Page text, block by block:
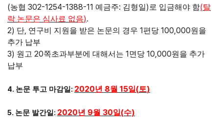
(농협 302-1254-1388-11 예금주: 김형일) 로 입금해야 함(탈
락 논문은 심사료 없음).
2) 단, 연구비 지원을 받은 논문의 경우 1편당 100,000원을
추가 납부
3) 원고 20쪽초과부분에 대해서는 1 면당 10,000원을 추가
납부
4. 논문 투고 마감일 : 2020년 8월 15일 (토)
5. 논문 발간일 : 2020년 9월 30일 (수)